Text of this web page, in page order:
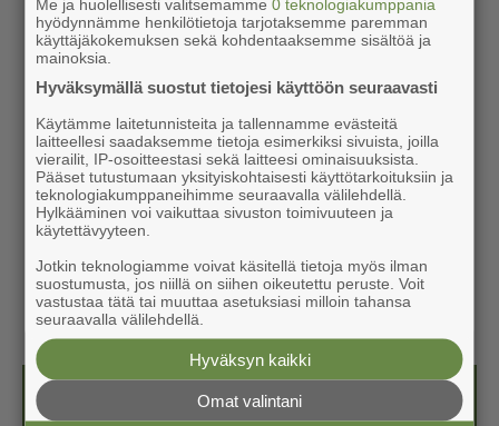
Kesälehti (ilmainen)
hyödynnämme henkilötietoja tarjotaksemme paremman
käyttäjäkokemuksen sekä kohdentaaksemme sisältöä ja
mainoksia.
Hyväksymällä suostut tietojesi käyttöön seuraavasti
Käytämme laitetunnisteita ja tallennamme evästeitä
laitteellesi saadaksemme tietoja esimerkiksi sivuista, joilla
vierailit, IP-osoitteestasi sekä laitteesi ominaisuuksista.
Pääset tutustumaan yksityiskohtaisesti käyttötarkoituksiin ja
teknologiakumppaneihimme seuraavalla välilehdellä.
Hylkääminen voi vaikuttaa sivuston toimivuuteen ja
käytettävyyteen.
Jotkin teknologiamme voivat käsitellä tietoja myös ilman
suostumusta, jos niillä on siihen oikeutettu peruste. Voit
vastustaa tätä tai muuttaa asetuksiasi milloin tahansa
seuraavalla välilehdellä.
Hyväksyn kaikki
Omat valintani